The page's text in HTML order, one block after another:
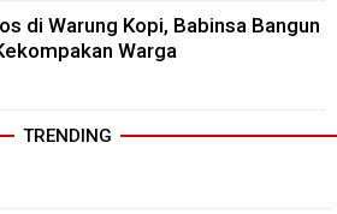
di Warung Kopi, Babinsa Bangun
Warga
TRENDING